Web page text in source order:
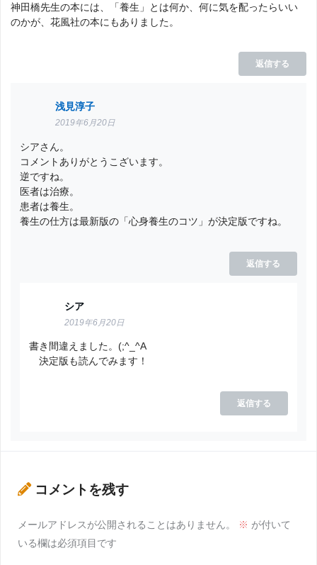
神田橋先生の本には、「養生」とは何か、何に気を配ったらいい
のかが、花風社の本にもありました。
返信する
浅見淳子
2019年6月20日
シアさん。
コメントありがとうこざいます。
逆ですね。
医者は治療。
患者は養生。
養生の仕方は最新版の「心身養生のコツ」が決定版ですね。
返信する
シア
2019年6月20日
書き間違えました。(;^_^A
決定版も読んでみます！
返信する
コメントを残す
メールアドレスが公開されることはありません。 ※ が付いて
いる欄は必須項目です